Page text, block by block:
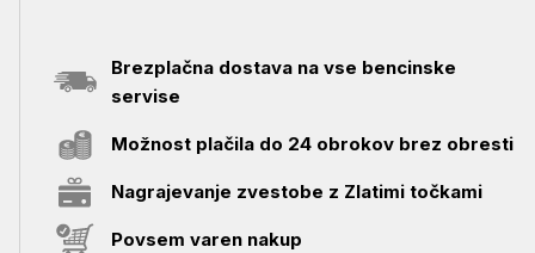
Brezplačna dostava na vse bencinske
servise
Možnost plačila do 24 obrokov brez obresti
Nagrajevanje zvestobe z Zlatimi točkami
Povsem varen nakup